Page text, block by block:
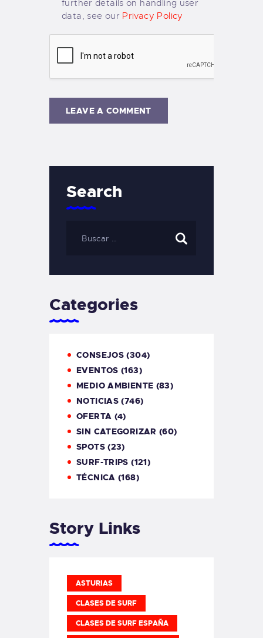
further details on handling user
data, see our Privacy Policy
Search
Categories
CONSEJOS (304)
EVENTOS (163)
MEDIO AMBIENTE (83)
NOTICIAS (746)
OFERTA (4)
SIN CATEGORIZAR (60)
SPOTS(23)
SURF-TRIPS (121)
TÉCNICA (168)
Story Links
ASTURIAS
CLASES DE SURF
CLASES DE SURF ESPAÑA